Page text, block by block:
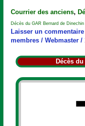
Courrier des anciens,
Décès du GAR Bernard de Dinechin
Laisser un commentaire
membres /Webmaster/
Décès
Décès
GAR
Bernard
de